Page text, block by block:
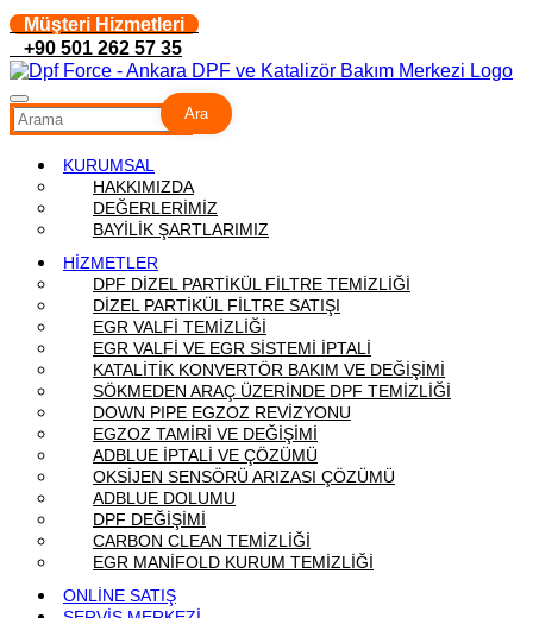
Müşteri Hizmetleri
+90 501 262 57 35
Ara
KURUMSAL
HAKKIMIZDA
DEĞERLERİMİZ
BAYİLİK ŞARTLARIMIZ
HİZMETLER
DPF DİZEL PARTİKÜL FİLTRE TEMİZLİĞİ
DİZEL PARTİKÜL FİLTRE SATIŞI
EGR VALFİ TEMİZLİĞİ
EGR VALFİ VE EGR SİSTEMİ İPTALİ
KATALİTİK KONVERTÖR BAKIM VE DEĞİŞİMİ
SÖKMEDEN ARAÇ ÜZERİNDE DPF TEMİZLİĞİ
DOWN PIPE EGZOZ REVİZYONU
EGZOZ TAMİRİ VE DEĞİŞİMİ
ADBLUE İPTALİ VE ÇÖZÜMÜ
OKSİJEN SENSÖRÜ ARIZASI ÇÖZÜMÜ
ADBLUE DOLUMU
DPF DEĞİŞİMİ
CARBON CLEAN TEMİZLİĞİ
EGR MANİFOLD KURUM TEMİZLİĞİ
ONLİNE SATIŞ